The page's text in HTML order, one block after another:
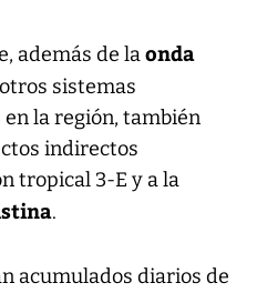
además de laonda
sistemas
la región, también
indirectos
tropical 3-E y a la
.
acumulados diarios de